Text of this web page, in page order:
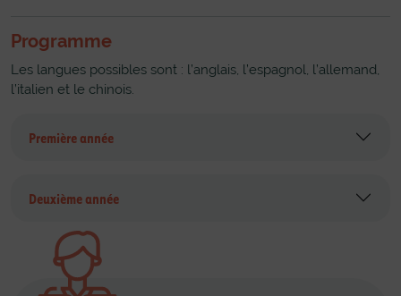
Programme
Les langues possibles sont : l’anglais, l’espagnol, l’allemand,
l’italien et le chinois.
Première année
Deuxième année